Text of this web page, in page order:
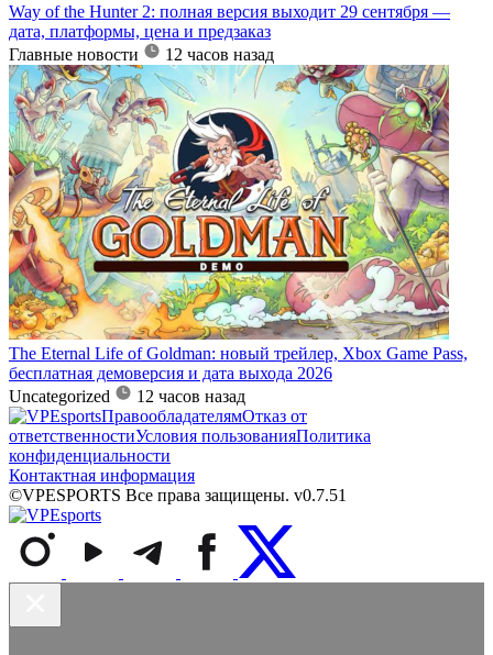
Way of the Hunter 2: полная версия выходит 29 сентября —
дата, платформы, цена и предзаказ
Главные новости
12 часов назад
The Eternal Life of Goldman: новый трейлер, Xbox Game Pass,
бесплатная демоверсия и дата выхода 2026
Uncategorized
12 часов назад
ПравообладателямОтказ от
ответственностиУсловия пользованияПолитика
конфиденциальности
Контактная информация
©VPESPORTS Все права защищены. v0.7.51